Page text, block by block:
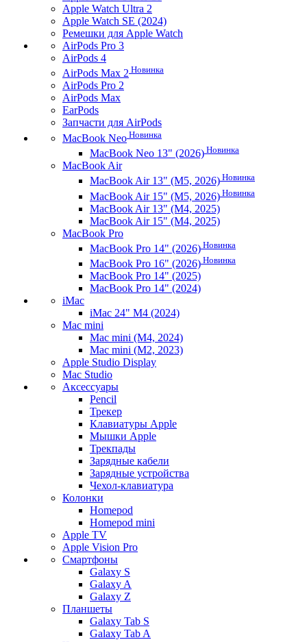
Apple Watch Ultra 2
Apple Watch SE (2024)
Ремешки для Apple Watch
AirPods Pro 3
AirPods 4
AirPods Max 2 Новинка
AirPods Pro 2
AirPods Max
EarPods
Запчасти для AirPods
MacBook Neo Новинка
MacBook Neo 13" (2026) Новинка
MacBook Air
MacBook Air 13" (M5, 2026) Новинка
MacBook Air 15" (M5, 2026) Новинка
MacBook Air 13" (M4, 2025)
MacBook Air 15" (M4, 2025)
MacBook Pro
MacBook Pro 14" (2026) Новинка
MacBook Pro 16" (2026) Новинка
MacBook Pro 14" (2025)
MacBook Pro 14" (2024)
iMac
iMac 24" M4 (2024)
Mac mini
Mac mini (M4, 2024)
Mac mini (M2, 2023)
Apple Studio Display
Mac Studio
Аксессуары
Pencil
Трекер
Клавиатуры Apple
Мышки Apple
Трекпады
Зарядные кабели
Зарядные устройства
Чехол-клавиатура
Колонки
Homepod
Homepod mini
Apple TV
Apple Vision Pro
Смартфоны
Galaxy S
Galaxy A
Galaxy Z
Планшеты
Galaxy Tab S
Galaxy Tab A